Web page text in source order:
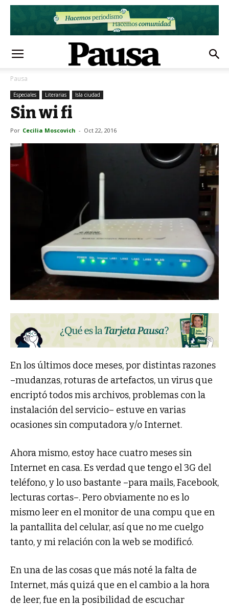
Pausa
Especiales Literarias Isla ciudad
Sin wi fi
Por Cecilia Moscovich - Oct 22, 2016
En los últimos doce meses, por distintas razones
–mudanzas, roturas de artefactos, un virus que
encriptó todos mis archivos, problemas con la
instalación del servicio– estuve en varias
ocasiones sin computadora y/o Internet.
Ahora mismo, estoy hace cuatro meses sin
Internet en casa. Es verdad que tengo el 3G del
teléfono, y lo uso bastante –para mails, Facebook,
lecturas cortas–. Pero obviamente no es lo
mismo leer en el monitor de una compu que en
la pantallita del celular, así que no me cuelgo
tanto, y mi relación con la web se modificó.
En una de las cosas que más noté la falta de
Internet, más quizá que en el cambio a la hora
de leer, fue en la posibilidad de escuchar